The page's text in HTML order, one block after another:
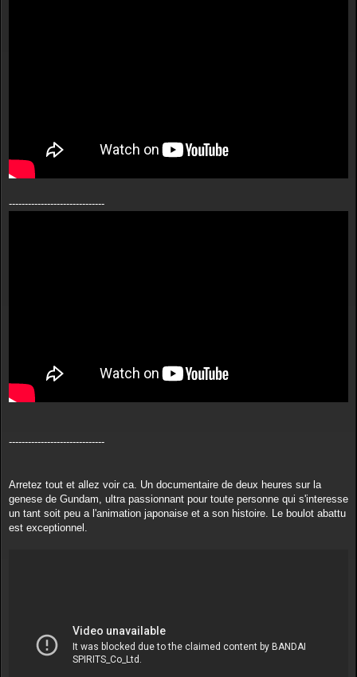
------------------------------
------------------------------
Arretez tout et allez voir ca. Un documentaire de deux heures sur la
genese de Gundam, ultra passionnant pour toute personne qui s'interesse
un tant soit peu a l'animation japonaise et a son histoire. Le boulot abattu
est exceptionnel.